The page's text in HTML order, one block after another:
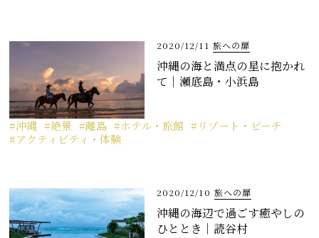
2020/12/11 旅への扉
沖縄の海と満点の星に抱かれ
て｜瀬底島・小浜島
沖縄 絶景 離島 ホテル・旅館
リゾート・ビーチ
アクティビティ・体験
2020/12/10 旅への扉
沖縄の海辺で過ごす癒やしの
ひととき｜読谷村